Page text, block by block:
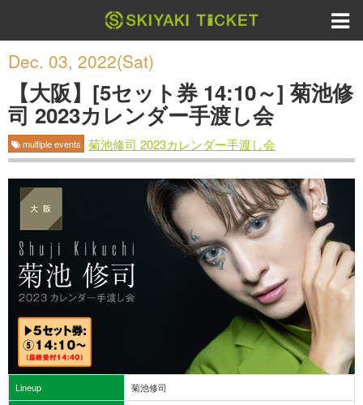
Dec. 03, 2022(Sat)
【大阪】[5セット券 14:10～] 菊池修
司 2023カレンダー手渡し会
multiple events 菊池修司 2023カレンダー手渡し会
Lineup
菊池修司